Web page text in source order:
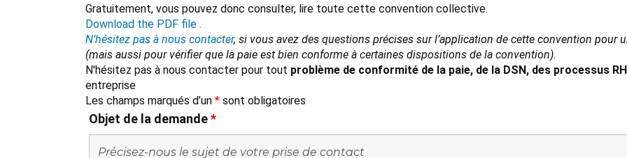
Gratuitement, vous pouvez donc consulter, lire toute cette convention collective.
Download the PDF file .
N’hésitez pas à nous contacter, si vous avez des questions précises sur l’application de cette convention pour
(mais aussi pour vérifier que la paie est bien conforme à certaines dispositions de la convention).
N'hésitez pas à nous contacter pour tout problème de conformité de la paie, de la DSN, des processus
entreprise
Les champs marqués d’un * sont obligatoires
Objet de la demande*